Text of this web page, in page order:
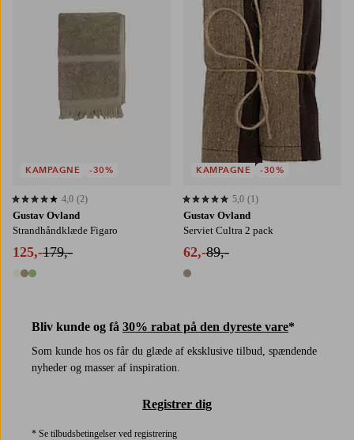
Gustav Ovland
Strandhåndklæde Figaro
125,-179,-
3 farver
4,0 baseret på 2 bedømmelser
4,0 (2)
KAMPAGNE -30%
Bliv kunde og få 30% rabat på den dyreste vare*
Som kunde hos os får du glæde af eksklusive tilbud, spændende
nyheder og masser af inspiration.
Registrer dig
* Se tilbudsbetingelser ved registrering
Gustav Ovland
Serviet Cultra 2 pack
62,-89,-
1 farve
5,0 baseret på 1 bedømmelser
5,0 (1)
KAMPAGNE -30%